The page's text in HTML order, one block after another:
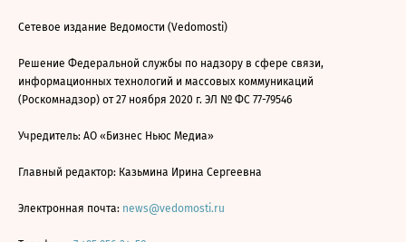
Сетевое издание Ведомости (Vedomosti)
Решение Федеральной службы по надзору в сфере связи,
информационных технологий и массовых коммуникаций
(Роскомнадзор) от 27 ноября 2020 г. ЭЛ № ФС 77-79546
Учредитель: АО «Бизнес Ньюс Медиа»
Главный редактор: Казьмина Ирина Сергеевна
Электронная почта: news@vedomosti.ru